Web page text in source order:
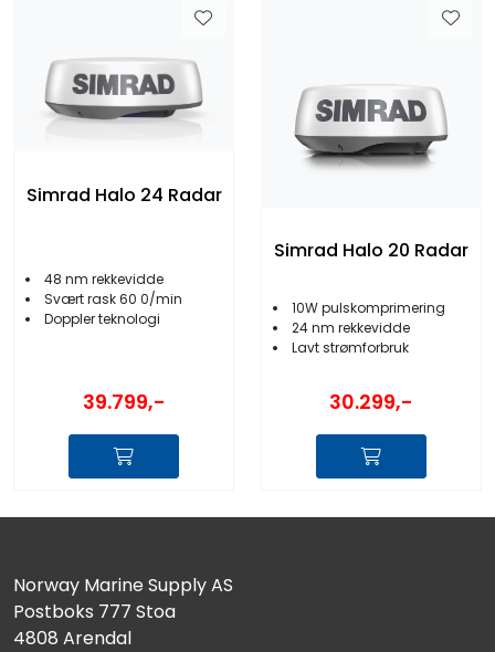
Simrad Halo 24 Radar
48 nm rekkevidde
Svært rask 60 0/min
Doppler teknologi
39.799,-
Simrad Halo 20 Radar
10W pulskomprimering
24 nm rekkevidde
Lavt strømforbruk
30.299,-
Norway Marine Supply AS
Postboks 777 Stoa
4808 Arendal